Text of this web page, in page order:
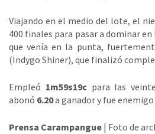
Viajando en el medio del lote, el
400 finales para pasar a dominar en
que venía en la punta,
(Indygo Shiner), que finalizó
Empleó 1m59s19cpara las
abonó 6.20a ganador y fue
Prensa Carampangue | Foto de